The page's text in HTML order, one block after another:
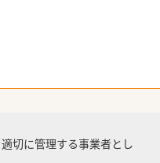
適切に管理する事業者とし